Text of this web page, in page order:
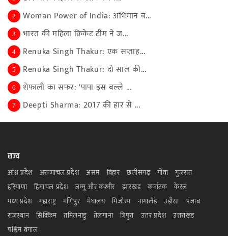
2 Woman Power of India: अभिमान ब...
3 भारत की महिला क्रिकेट टीम ने ज...
4 Renuka Singh Thakur: एक सप्ताह...
5 Renuka Singh Thakur: दो साल की...
6 शेफाली का सफर: 'पापा इस बल्ले ...
7 Deepti Sharma: 2017 की हार से ...
राज्य
आंध्र प्रदेश अरुणाचल प्रदेश असम बिहार छत्तीसगढ़ गोवा
गुजरात
हरियाणा
हिमाचल प्रदेश जम्मू और कश्मीर झारखंड कर्नाटक
केरल
मध्य प्रदेश
महाराष्ट्र मणिपुर मेघालय मिजोरम नागालैंड उड़ीसा
पंजाब
राजस्थान
सिक्किम तमिलनाडु तेलंगाना त्रिपुरा उत्तर प्रदेश
उत्तराखंड
पश्चिम बंगाल